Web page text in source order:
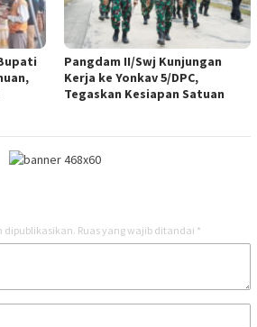
Pangdam II/Swj Kunjungan
Kerja ke Yonkav 5/DPC,
Tegaskan Kesiapan Satuan
dipublikasikan. Ruas yang wajib ditandai *